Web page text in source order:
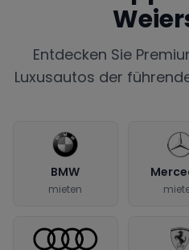
Entdecken Sie
Luxusautos der
BMW
mieten